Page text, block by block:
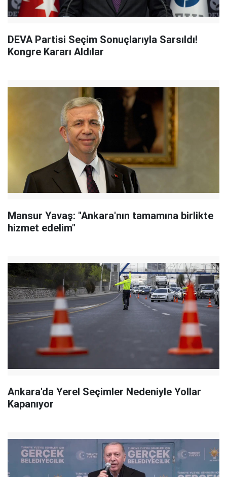
DEVA Partisi Seçim Sonuçlarıyla Sarsıldı!
Kongre Kararı Aldılar
Mansur Yavaş: "Ankara'nın tamamına birlikte
hizmet edelim"
Ankara'da Yerel Seçimler Nedeniyle Yollar
Kapanıyor